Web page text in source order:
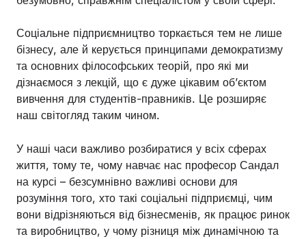
Соціальне підприємництво торкається тем не лише
бізнесу, але й керується принципами демократизму
та основних філософських теорій, про які ми
дізнаємося з лекцій, що є дуже цікавим об’єктом
вивчення для студентів-правників. Це розширяє
наш світогляд таким чином.
У наші часи важливо розбиратися у всіх сферах
життя, тому те, чому навчає нас професор Сандал
на курсі – безсумнівно важливі основи для
розуміння того, хто такі соціальні підприємці, чим
вони відрізняються від бізнесменів, як працює ринок
та виробництво, у чому різниця між динамічною та